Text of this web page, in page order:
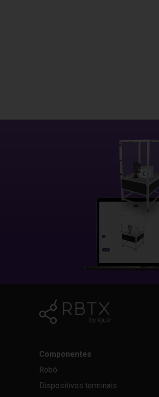
Componentes
Robô
Dispositivos terminais